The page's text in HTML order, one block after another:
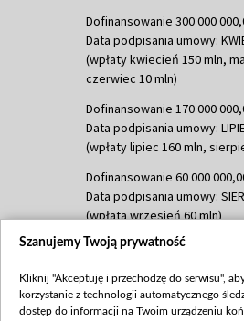
Dofinansowanie 300 000
Data podpisania umowy:
(wpłaty kwiecień 150 mln,
czerwiec 10 mln)
Dofinansowanie 170 000
Data podpisania umowy:
(wpłaty lipiec 160 mln,
Dofinansowanie 60 000
Data podpisania umowy:
(wpłata wrzesień 60 mln)
Dofinansowanie 635 783
(wpłata wrzesień 100 mln,
mln, listopad 265 mln)
Szanujemy Twoją prywatność
Kliknij "Akceptuję i przechodzę do serwisu",
korzystanie z technologii automatycznego
dostęp do informacji na Twoim urządzeniu